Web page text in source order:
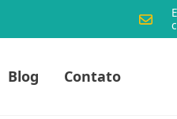
Blog Contato